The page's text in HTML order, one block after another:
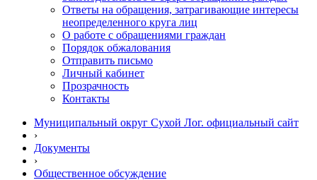
Ответы на обращения, затрагивающие интересы
неопределенного круга лиц
О работе с обращениями граждан
Порядок обжалования
Отправить письмо
Личный кабинет
Прозрачность
Контакты
Муниципальный округ Сухой Лог. официальный сайт
›
Документы
›
Общественное обсуждение